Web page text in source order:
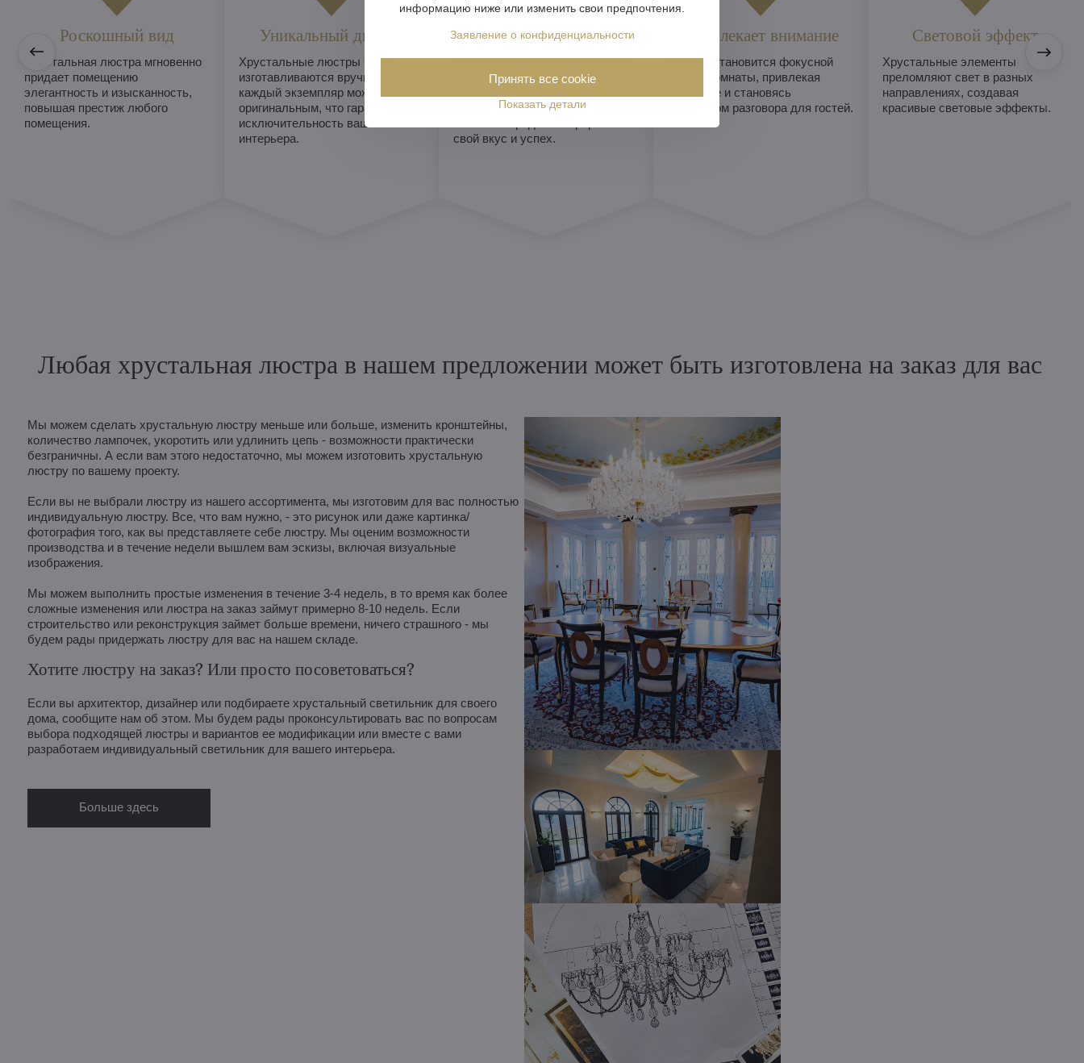
Роскошный вид
Хрустальная люстра мгновенно
придает помещению
элегантность и изысканность,
повышая престиж любого
помещения.
Уникальный дизайн
Хрустальные люстры часто
изготавливаются вручную, и
каждый экземпляр может быть
оригинальным, что гарантирует
исключительность вашего
интерьера.
Символ престижа
Хрустальная люстра считается
символом богатства и
быть привлекательным для тех,
свой вкус и успех.
Привлекает внимание
Люстра становится фокусной
точкой комнаты, привлекая
внимание и становясь
предметом разговора для гостей.
Световой эффект
Хрустальные элементы
преломляют свет в разных
направлениях, создавая
красивые световые эффекты.
Любая хрустальная люстра в нашем предложении может быть изготовлена на заказ для вас
Мы можем сделать хрустальную люстру меньше или больше, изменить кронштейны,
количество лампочек, укоротить или удлинить цепь - возможности практически
безграничны. А если вам этого недостаточно, мы можем изготовить хрустальную
люстру по вашему проекту.
Если вы не выбрали люстру из нашего ассортимента, мы изготовим для вас полностью
индивидуальную люстру. Все, что вам нужно, - это рисунок или даже картинка/
фотография того, как вы представляете себе люстру. Мы оценим возможности
производства и в течение недели вышлем вам эскизы, включая визуальные
изображения.
Мы можем выполнить простые изменения в течение 3-4 недель, в то время как более
сложные изменения или люстра на заказ займут примерно 8-10 недель. Если
строительство или реконструкция займет больше времени, ничего страшного - мы
будем рады придержать люстру для вас на нашем складе.
Хотите люстру на заказ? Или просто посоветоваться?
Если вы архитектор, дизайнер или подбираете хрустальный светильник для своего
дома, сообщите нам об этом. Мы будем рады проконсультировать вас по вопросам
выбора подходящей люстры и вариантов ее модификации или вместе с вами
разработаем индивидуальный светильник для вашего интерьера.
Больше здесь
информацию ниже или изменить свои предпочтения.
Заявление о конфиденциальности
Показать детали
Принять все cookie